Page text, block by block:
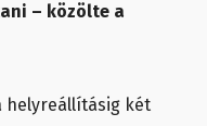
– közölte a
helyreállításig két